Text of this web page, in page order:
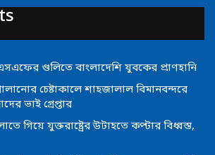
গুলিতে বাংলাদেশি যুবকের প্রাণহানি
চেষ্টাকালে শাহজালাল বিমানবন্দরে
ভাই গ্রেপ্তার
গিয়ে যুক্তরাষ্ট্রের উটাহতে কপ্টার বিধ্বস্ত,